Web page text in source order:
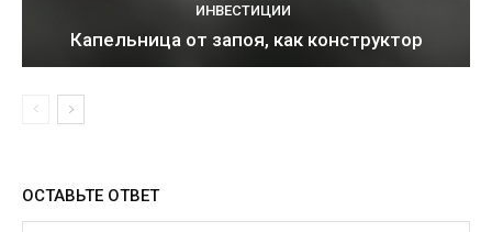
ИНВЕСТИЦИИ
Капельница от запоя, как конструктор
ОСТАВЬТЕ ОТВЕТ